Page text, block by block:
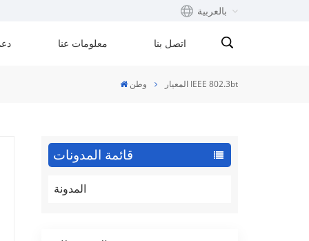
بالعربية
Español
معلومات عنا اتصل بنا
وطن المعيار IEEE 802.3bt
قائمة المدونات
المدونة